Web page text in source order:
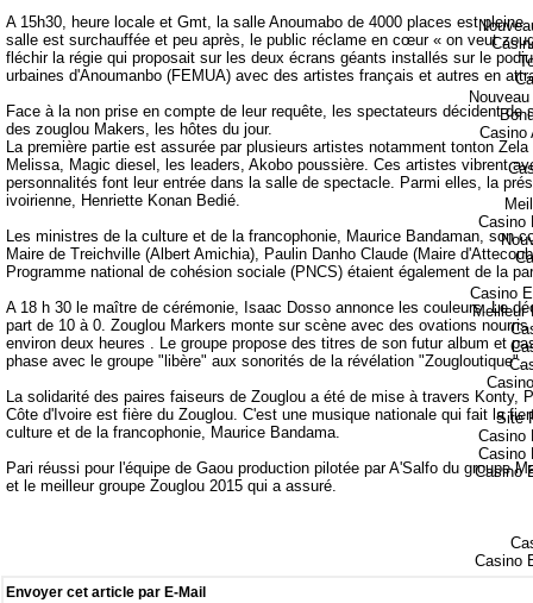
Casino
Casino
Casino
Meilleur
Site
Casino
Casino
Casino
Casino
A 15h30, heure locale et Gmt, la salle Anoumabo de 4000 places est
salle est surchauffée et peu après, le public réclame en cœur « on veut
fléchir la régie qui proposait sur les deux écrans géants installés sur le
urbaines d'Anoumanbo (FEMUA) avec des artistes français et autres en
Face à la non prise en compte de leur requête, les spectateurs décident
des zouglou Makers, les hôtes du jour.
La première partie est assurée par plusieurs artistes notamment tonton
Melissa, Magic diesel, les leaders, Akobo poussière. Ces artistes vibrent
personnalités font leur entrée dans la salle de spectacle. Parmi elles, la
ivoirienne, Henriette Konan Bedié.
Les ministres de la culture et de la francophonie, Maurice Bandaman, son
Maire de Treichville (Albert Amichia), Paulin Danho Claude (Maire
Programme national de cohésion sociale (PNCS) étaient également de la
A 18 h 30 le maître de cérémonie, Isaac Dosso annonce les couleurs. Le
part de 10 à 0. Zouglou Markers monte sur scène avec des ovations
environ deux heures . Le groupe propose des titres de son futur album et
phase avec le groupe "libère" aux sonorités de la révélation "Zougloutique".
La solidarité des paires faiseurs de Zouglou a été de mise à travers Konty,
Côte d'Ivoire est fière du Zouglou. C'est une musique nationale qui fait la
culture et de la francophonie, Maurice Bandama.
Pari réussi pour l'équipe de Gaou production pilotée par A'Salfo du groupe
et le meilleur groupe Zouglou 2015 qui a assuré.
Envoyer cet article par E-Mail